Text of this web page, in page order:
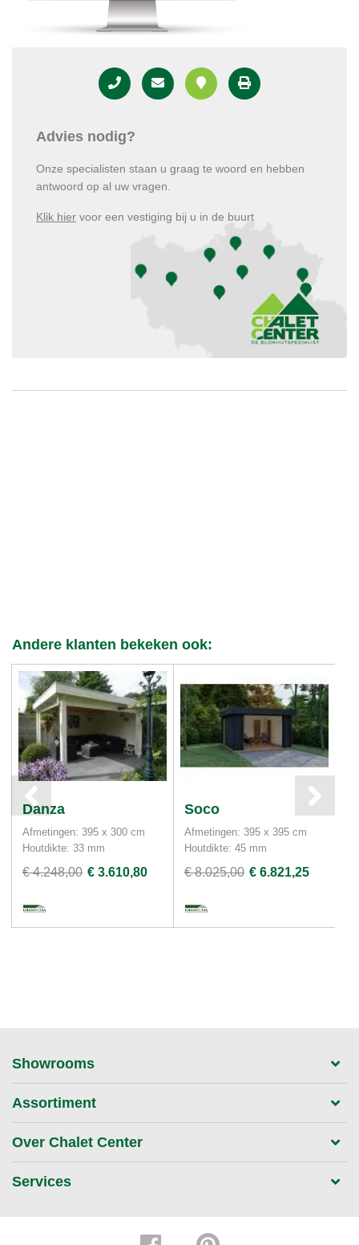
Advies nodig?
Onze specialisten staan u graag te woord en hebben
antwoord op al uw vragen.
Klik hier voor een vestiging bij u in de buurt
Andere klanten bekeken ook:
Danza
Afmetingen: 395 x 300 cm
Houtdikte: 33 mm
€ 4.248,00 € 3.610,80
Soco
Afmetingen: 395 x 395 cm
Houtdikte: 45 mm
€ 8.025,00 € 6.821,25
Showrooms
Assortiment
Over Chalet Center
Services